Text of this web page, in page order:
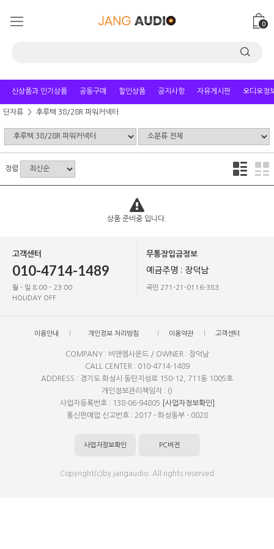
0
신상품과 인기상품 공동구매 할인상품 공지사항 자유게시판 오디오정
단자류 후루텍 38/28R 파워커넥터
정렬
상품 준비중 입니다.
고객센터
010-4714-1489
월 - 일 8:00 - 23:00
HOLIDAY OFF
무통장입금정보
예금주명 : 장덕남
국민 271-21-0116-383
이용안내 개인정보 처리방침 이용약관 고객센터
COMPANY : 비앤엠사운드 / OWNER : 장덕남
CALL CENTER : 010-4714-1489
ADDRESS : 경기도 화성시 동탄지성로 150-12, 711동 1005호
개인정보관리책임자 : ()
사업자등록번호 : 138-06-94805
[사업자정보확인]
통신판매업 신고번호 : 2017 - 화성동부 - 0028
사업자정보확인 PC버전
Copyright(c)by jangaudio. All rights reserved